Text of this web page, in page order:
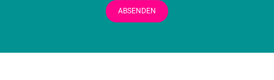
ABSENDEN